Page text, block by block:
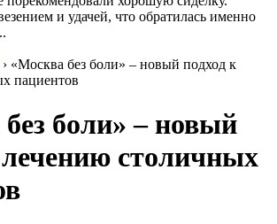
и удачей, что обратилась именно
› «Москва без боли» – новый подход к
пациентов
боли» – новый
лечению столичных